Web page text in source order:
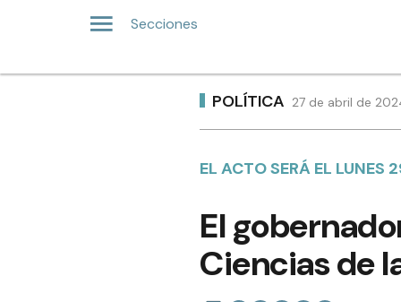
Secciones
POLÍTICA 27 de abril de
EL ACTO SERÁ EL LUNES
El
Ciencias de